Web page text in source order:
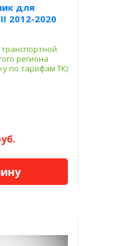
для
2012-2020
региона
по тарифам ТК)